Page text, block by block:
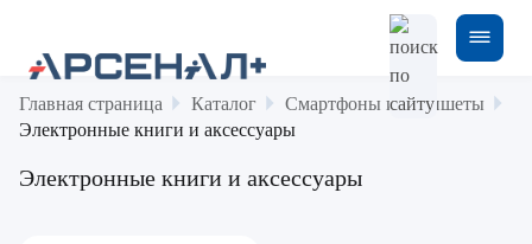
Главная страница Каталог
Смартфоны и планшеты
Электронные книги и аксессуары
Электронные книги и аксессуары